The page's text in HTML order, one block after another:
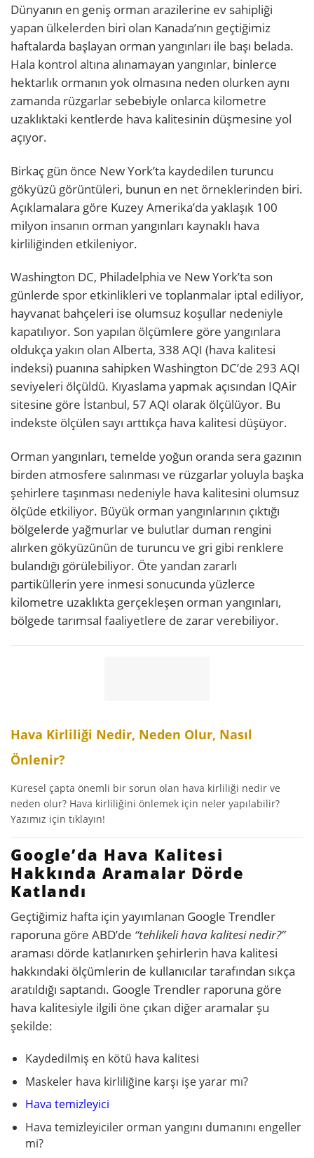
Dünyanın en geniş orman arazilerine ev sahipliği
yapan ülkelerden biri olan Kanada’nın geçtiğimiz
haftalarda başlayan orman yangınları ile başı belada.
Hala kontrol altına alınamayan yangınlar, binlerce
hektarlık ormanın yok olmasına neden olurken aynı
zamanda rüzgarlar sebebiyle onlarca kilometre
uzaklıktaki kentlerde hava kalitesinin düşmesine yol
açıyor.
Birkaç gün önce New York’ta kaydedilen turuncu
gökyüzü görüntüleri, bunun en net örneklerinden biri.
Açıklamalara göre Kuzey Amerika’da yaklaşık 100
milyon insanın orman yangınları kaynaklı hava
kirliliğinden etkileniyor.
Washington DC, Philadelphia ve New York’ta son
günlerde spor etkinlikleri ve toplanmalar iptal ediliyor,
hayvanat bahçeleri ise olumsuz koşullar nedeniyle
kapatılıyor. Son yapılan ölçümlere göre yangınlara
oldukça yakın olan Alberta, 338 AQI (hava kalitesi
indeksi) puanına sahipken Washington DC’de 293 AQI
seviyeleri ölçüldü. Kıyaslama yapmak açısından IQAir
sitesine göre İstanbul, 57 AQI olarak ölçülüyor. Bu
indekste ölçülen sayı arttıkça hava kalitesi düşüyor.
Orman yangınları, temelde yoğun oranda sera gazının
birden atmosfere salınması ve rüzgarlar yoluyla başka
şehirlere taşınması nedeniyle hava kalitesini olumsuz
ölçüde etkiliyor. Büyük orman yangınlarının çıktığı
bölgelerde yağmurlar ve bulutlar duman rengini
alırken gökyüzünün de turuncu ve gri gibi renklere
bulandığı görülebiliyor. Öte yandan zararlı
partiküllerin yere inmesi sonucunda yüzlerce
kilometre uzaklıkta gerçekleşen orman yangınları,
bölgede tarımsal faaliyetlere de zarar verebiliyor.
Hava Kirliliği Nedir, Neden Olur, Nasıl
Önlenir?
Küresel çapta önemli bir sorun olan hava kirliliği nedir ve
neden olur? Hava kirliliğini önlemek için neler yapılabilir?
Yazımız için tıklayın!
Google’da Hava Kalitesi
Hakkında Aramalar Dörde
Katlandı
Geçtiğimiz hafta için yayımlanan Google Trendler
raporuna göre ABD’de “tehlikeli hava kalitesi nedir?”
araması dörde katlanırken şehirlerin hava kalitesi
hakkındaki ölçümlerin de kullanıcılar tarafından sıkça
aratıldığı saptandı. Google Trendler raporuna göre
hava kalitesiyle ilgili öne çıkan diğer aramalar şu
şekilde:
Kaydedilmiş en kötü hava kalitesi
Maskeler hava kirliliğine karşı işe yarar mı?
Hava temizleyici
Hava temizleyiciler orman yangını dumanını engeller
mi?